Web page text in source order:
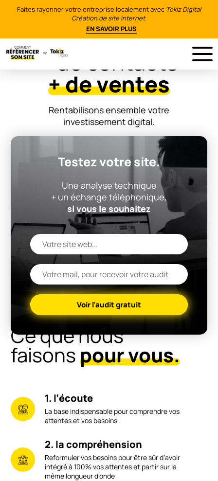
Faites rayonner votre entreprise localement avec Tokiz Digital
Création de site internet.
EN SAVOIR PLUS
+ de contacts
+ de ventes
Rentabilisons ensemble votre
investissement digital.
Testez votre site.
Une analyse technique
+ un échange téléphonique,
si vous le souhaitez
Voir l'audit gratuit
Ce que nous
faisonspour vous.
1. l’écoute
La base indispensable pour comprendre vos
attentes et vos besoins
2. la compréhension
Reformuler vos besoins pour être sûr d’avoir
intégré à 100% vos attentes et partir sur la
même longueur d’onde